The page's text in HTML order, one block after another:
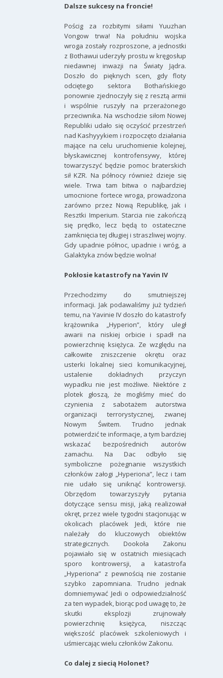
Dalsze sukcesy na froncie!
Pościg za rozbitymi siłami Yuuzhan
Vongow trwa! Na południu wojska
wroga zostały rozproszone, a jednostki
z Bothawui uderzyły prostu w kręgosłup
niedawnej inwazji na Światy Jądra.
Doszło do pięknych scen, gdy floty
odciętego sektora Bothańskiego
ponownie zjednoczyły się z resztą armii
i wspólnie ruszyły na przerażonego
przeciwnika. Na wschodzie siłom Nowej
Republiki udało się oczyścić przestrzeń
nad Kashyyykiem i rozpoczęto działania
mające na celu uruchomienie kolejnej,
błyskawicznej kontrofensywy, której
towarzyszyć będzie pomoc braterskich
sił KZR. Na północy również dzieje się
wiele. Trwa tam bitwa o najbardziej
umocnione fortece wroga, prowadzona
zarówno przez Nową Republikę, jak i
Resztki Imperium. Starcia nie zakończą
się prędko, lecz będą to ostateczne
zamknięcia tej długiej i straszliwej wojny.
Gdy upadnie północ, upadnie i wróg, a
Galaktyka znów będzie wolna!
Pokłosie katastrofy na Yavin IV
Przechodzimy do smutniejszej
informacji. Jak podawaliśmy już tydzień
temu, na Yavinie IV doszło do katastrofy
krążownika „Hyperion”, który uległ
awarii na niskiej orbicie i spadł na
powierzchnię księżyca. Ze względu na
całkowite zniszczenie okrętu oraz
usterki lokalnej sieci komunikacyjnej,
ustalenie dokładnych przyczyn
wypadku nie jest możliwe. Niektóre z
plotek głoszą, że mogliśmy mieć do
czynienia z sabotażem autorstwa
organizacji terrorystycznej, zwanej
Nowym Świtem. Trudno jednak
potwierdzić te informacje, a tym bardziej
wskazać bezpośrednich autorów
zamachu. Na Dac odbyło się
symboliczne pożegnanie wszystkich
członków załogi „Hyperiona”, lecz i tam
nie udało się uniknąć kontrowersji.
Obrzędom towarzyszyły pytania
dotyczące sensu misji, jaką realizował
okręt, przez wiele tygodni stacjonując w
okolicach placówek Jedi, które nie
należały do kluczowych obiektów
strategicznych. Dookoła Zakonu
pojawiało się w ostatnich miesiącach
sporo kontrowersji, a katastrofa
„Hyperiona” z pewnością nie zostanie
szybko zapomniana. Trudno jednak
domniemywać Jedi o odpowiedzialność
za ten wypadek, biorąc pod uwagę to, że
skutki eksplozji zrujnowały
powierzchnię księżyca, niszcząc
większość placówek szkoleniowych i
uśmiercając wielu członków Zakonu.
Co dalej z siecią Holonet?